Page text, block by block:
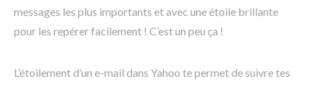
messages les plus importants et avec une étoile brillante
pour les repérer facilement ! C’est un peu ça !
L’étoilement d’un e-mail dans Yahoo te permet de suivre tes